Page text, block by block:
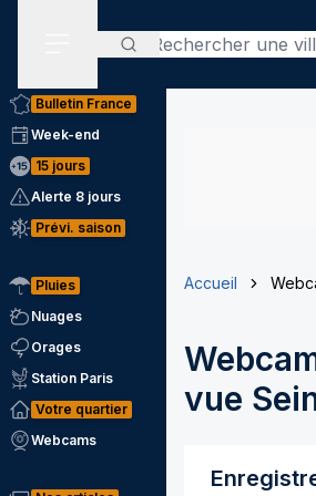
Rechercher
Bulletin France
Week-end
15 jours
Alerte 8 jours
Prévi. saison
Pluies
Nuages
Orages
Station Paris
Votre quartier
Webcams
Accueil
vue